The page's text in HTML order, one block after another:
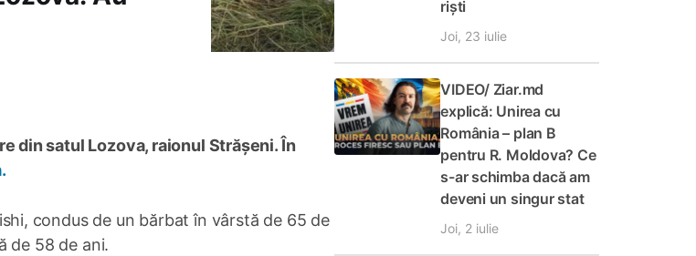
din satul Lozova, raionul Strășeni. În
condus de un bărbat în vârstă de 65 de
de 58 de ani.
riști
Joi, 23 iulie
VIDEO/ Ziar.md
explică: Unirea cu
România – plan B
pentru R. Moldova? Ce
s-ar schimba dacă am
deveni un singur stat
Joi, 2 iulie